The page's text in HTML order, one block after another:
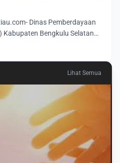
Dinas Pemberdayaan
Kabupaten Bengkulu Selatan
Lihat Semua